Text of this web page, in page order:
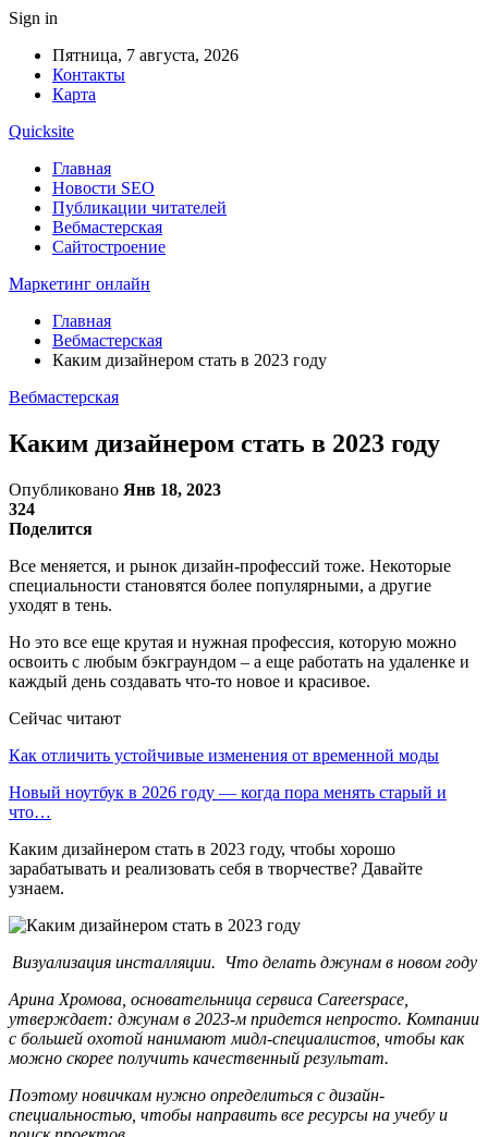
Sign in
Пятница, 7 августа, 2026
Контакты
Карта
Quicksite
Главная
Новости SEO
Публикации читателей
Вебмастерская
Сайтостроение
Маркетинг онлайн
Главная
Вебмастерская
Каким дизайнером стать в 2023 году
Вебмастерская
Каким дизайнером стать в 2023 году
Опубликовано Янв 18, 2023
324
Поделится
Все меняется, и рынок дизайн-профессий тоже. Некоторые
специальности становятся более популярными, а другие
уходят в тень.
Но это все еще крутая и нужная профессия, которую можно
освоить с любым бэкграундом – а еще работать на удаленке и
каждый день создавать что-то новое и красивое.
Сейчас читают
Как отличить устойчивые изменения от временной моды
Новый ноутбук в 2026 году — когда пора менять старый и
что…
Каким дизайнером стать в 2023 году, чтобы хорошо
зарабатывать и реализовать себя в творчестве? Давайте
узнаем.
Визуализация инсталляции. Что делать джунам в новом году
Арина Хромова, основательница сервиса Careerspace,
утверждает: джунам в 2023-м придется непросто. Компании
с большей охотой нанимают мидл-специалистов, чтобы как
можно скорее получить качественный результат.
Поэтому новичкам нужно определиться с дизайн-
специальностью, чтобы направить все ресурсы на учебу и